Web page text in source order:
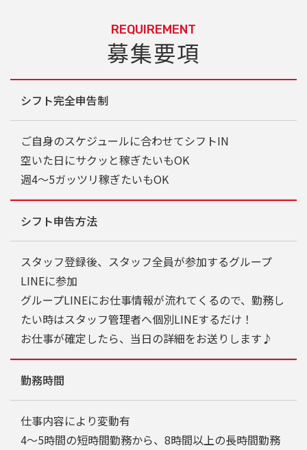
REQUIREMENT
募集要項
シフト完全申告制
ご自身のスケジュールに合わせてシフトIN
空いた日にサクッと稼ぎたいもOK
週4～5ガッツリ稼ぎたいもOK
シフト申告方法
スタッフ登録後、スタッフ全員が参加するグループ
LINEに参加
グループLINEにお仕事情報が流れてくるので、勤務し
たい時はスタッフ管理者へ個別LINEするだけ！
お仕事が確定したら、当日の詳細をお送りします♪
勤務時間
仕事内容により変動有
4～5時間の短時間勤務から、8時間以上の長時間勤務